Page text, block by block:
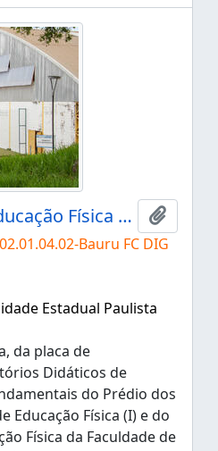
Departamento de Educação Física da FC
Bauru FC DIG
Estadual Paulista
da placa de
Didáticos de
do Prédio dos
Educação Física (I) e do
Física da Faculdade de